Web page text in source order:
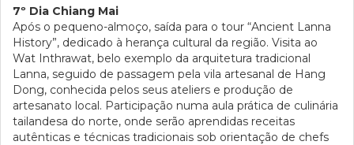
7º Dia Chiang Mai
Após o pequeno-almoço, saída para o tour “Ancient Lanna
History”, dedicado à herança cultural da região. Visita ao
Wat Inthrawat, belo exemplo da arquitetura tradicional
Lanna, seguido de passagem pela vila artesanal de Hang
Dong, conhecida pelos seus ateliers e produção de
artesanato local. Participação numa aula prática de culinária
tailandesa do norte, onde serão aprendidas receitas
autênticas e técnicas tradicionais sob orientação de chefs